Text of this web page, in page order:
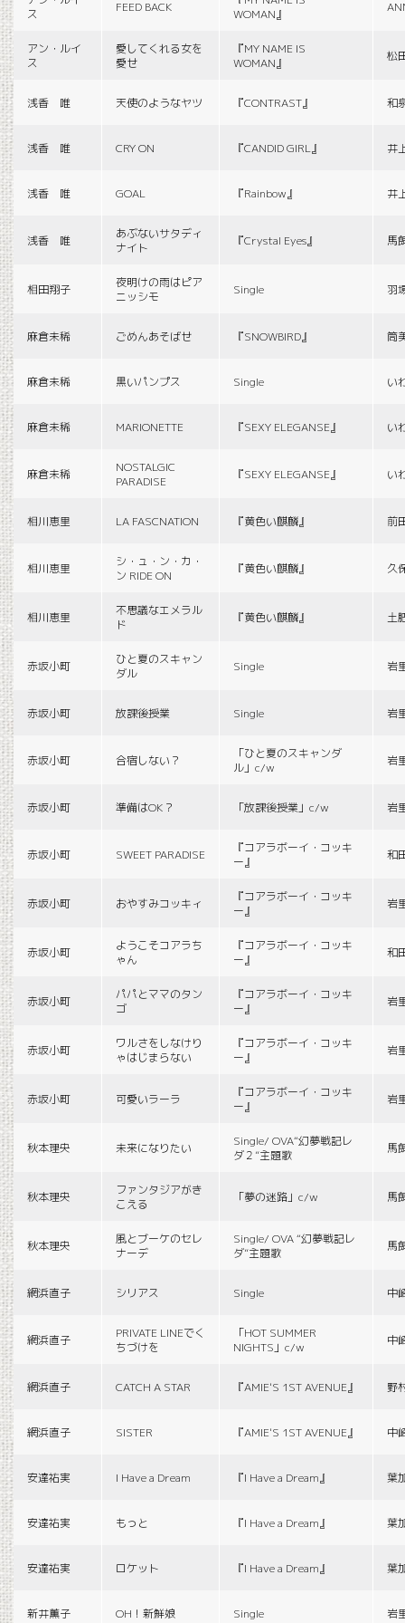
ス
FEED BACK
WOMAN』
アン・ルイ
ス
愛してくれる女を
愛せ
『MY NAME IS
WOMAN』
松
浅香 唯 天使のようなヤツ 『CONTRAST』 和
浅香 唯 CRY ON 『CANDID GIRL』 井
浅香 唯 GOAL 『Rainbow』 井
浅香 唯
あぶないサタディ
ナイト
『Crystal Eyes』 馬
相田翔子
夜明けの雨はピア
ニッシモ
Single 羽
麻倉未稀 ごめんあそばせ 『SNOWBIRD』 筒
麻倉未稀 黒いパンプス Single い
麻倉未稀 MARIONETTE 『SEXY ELEGANSE』 い
麻倉未稀
NOSTALGIC
PARADISE
『SEXY ELEGANSE』 い
相川恵里 LA FASCNATION 『黄色い麒麟』 前
相川恵里
シ・ュ・ン・カ・
ン RIDE ON
『黄色い麒麟』 久
相川恵里
不思議なエメラル
ド
『黄色い麒麟』 土
赤坂小町
ひと夏のスキャン
ダル
Single 岩
赤坂小町 放課後授業 Single 岩
赤坂小町 合宿しない？
「ひと夏のスキャンダ
ル」c/w
岩
赤坂小町 準備はOK？ 「放課後授業」c/w 岩
赤坂小町 SWEET PARADISE
『コアラボーイ・コッキ
ー』
和
赤坂小町 おやすみコッキィ
『コアラボーイ・コッキ
ー』
岩
赤坂小町
ようこそコアラち
ゃん
『コアラボーイ・コッキ
ー』
和
赤坂小町
パパとママのタン
ゴ
『コアラボーイ・コッキ
ー』
岩
赤坂小町
ワルさをしなけり
ゃはじまらない
『コアラボーイ・コッキ
ー』
岩
赤坂小町 可愛いラーラ
『コアラボーイ・コッキ
ー』
岩
秋本理央 未来になりたい
Single/ OVA“幻夢戦記レ
ダ２”主題歌
馬
秋本理央
ファンタジアがき
こえる
「夢の迷路」c/w 馬
秋本理央
風とブーケのセレ
ナーデ
Single/ OVA “幻夢戦記レ
ダ”主題歌
馬
網浜直子 シリアス Single 中
網浜直子
PRIVATE LINEでく
ちづけを
「HOT SUMMER
NIGHTS」c/w
中
網浜直子 CATCH A STAR 『AMIE'S 1ST AVENUE』 野
網浜直子 SISTER 『AMIE'S 1ST AVENUE』 中
安達祐実 I Have a Dream 『I Have a Dream』 葉
安達祐実 もっと 『I Have a Dream』 葉
安達祐実 ロケット 『I Have a Dream』 葉
新井薫子 OH！新鮮娘 Single 岩